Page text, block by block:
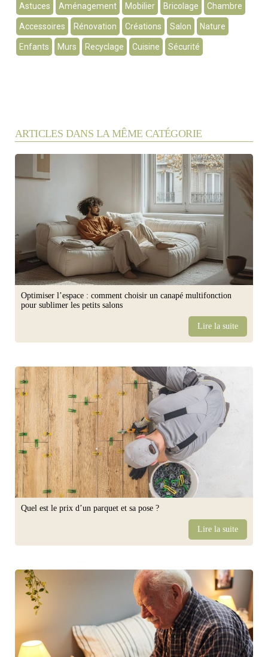
Astuces Aménagement Mobilier Bricolage Chambre
Accessoires Rénovation Créations Salon Nature
Enfants Murs Recyclage Cuisine Sécurité
ARTICLES DANS LA MÊME CATÉGORIE
Optimiser l’espace : comment choisir un canapé multifonction
pour sublimer les petits salons
Lire la suite
Quel est le prix d’un parquet et sa pose ?
Lire la suite